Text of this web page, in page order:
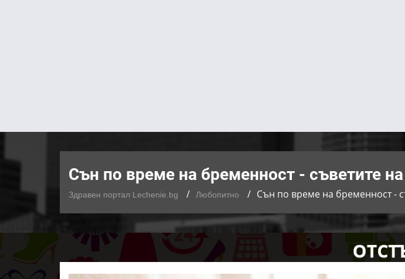
Сън по време на бременност - съветите на
Здравен портал Lechenie.bg Любопитно Сън по време на бременност -